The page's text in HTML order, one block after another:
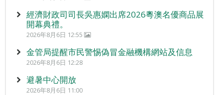
經濟財政司司長吳惠嫻出席2026粵澳名優商品展
開幕典禮。
2026年8月6日 12:55
金管局提醒市民警惕偽冒金融機構網站及信息
2026年8月6日 12:28
避暑中心開放
2026年8月6日 11:00